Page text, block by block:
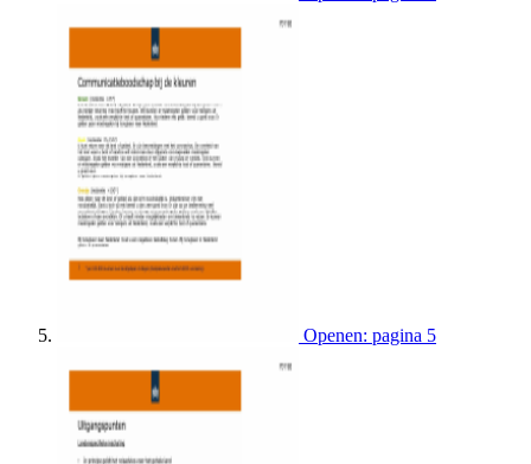
Openen: pagina 5